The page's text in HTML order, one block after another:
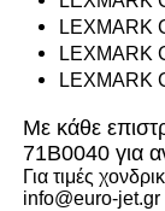
LEXMARK
LEXMARK
LEXMARK
Με κάθε
71B0040 για
Για τιμές
info@euro-jet.gr